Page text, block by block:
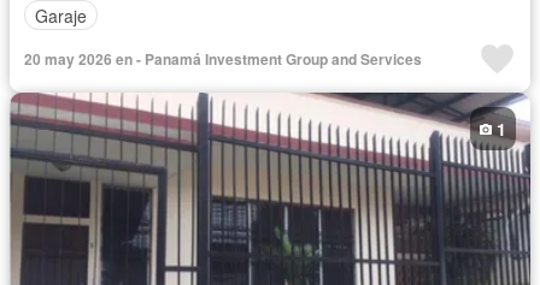
Garaje
20 may 2026 en - Panamá Investment Group and Services
1